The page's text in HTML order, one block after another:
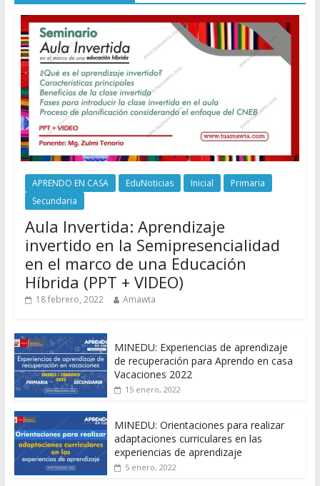
APRENDO EN CASA EduNoticias Inicial
Primaria
Secundaria
Aula Invertida: Aprendizaje
invertido en la Semipresencialidad
en el marco de una Educación
Híbrida (PPT + VIDEO)
18 febrero, 2022 Amawta
MINEDU: Experiencias de aprendizaje
de recuperación para Aprendo en casa
Vacaciones 2022
15 enero, 2022
MINEDU: Orientaciones para realizar
adaptaciones curriculares en las
experiencias de aprendizaje
5 enero, 2022